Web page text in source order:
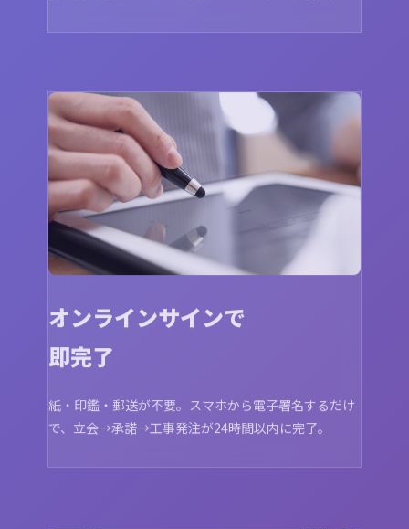
オンラインサインで
即完了
紙・印鑑・郵送が不要。スマホから電子署名するだけ
で、立会→承諾→工事発注が24時間以内に完了。